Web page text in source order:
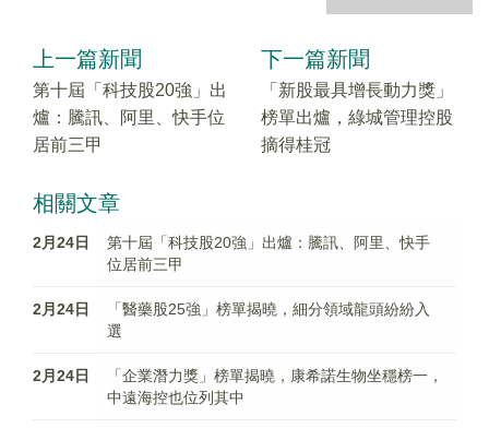
上一篇新聞
第十屆「科技股20強」出
爐：騰訊、阿里、快手位
居前三甲
下一篇新聞
「新股最具增長動力獎」
榜單出爐，綠城管理控股
摘得桂冠
相關文章
2月24日
第十屆「科技股20強」出爐：騰訊、阿里、快手
位居前三甲
2月24日
「醫藥股25強」榜單揭曉，細分領域龍頭紛紛入
選
2月24日
「企業潛力獎」榜單揭曉，康希諾生物坐穩榜一，
中遠海控也位列其中